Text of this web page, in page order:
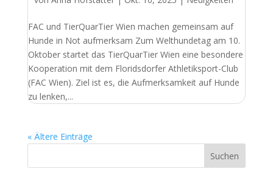
FAC und TierQuarTier Wien machen gemeinsam auf
Hunde in Not aufmerksam Zum Welthundetag am 10.
Oktober startet das TierQuarTier Wien eine besondere
Kooperation mit dem Floridsdorfer Athletiksport-Club
(FAC Wien). Ziel ist es, die Aufmerksamkeit auf Hunde
zu lenken,...
« Ältere Einträge